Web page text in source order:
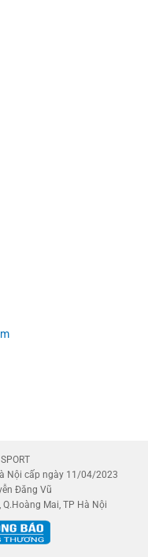
Nội cấp ngày 11/04/2023
Đăng Vũ
Mai, TP Hà Nội